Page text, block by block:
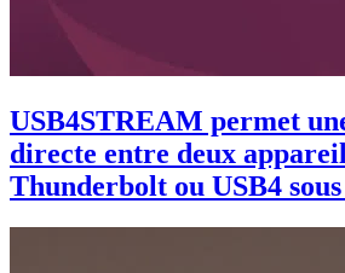
USB4STREAM permet
directe entre deux
Thunderbolt ou USB4